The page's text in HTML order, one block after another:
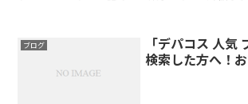
ブログ
「デパコス 人気
検索した方へ！